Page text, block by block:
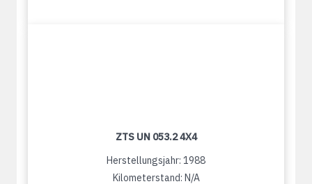
ZTS UN 053.2 4X4
Herstellungsjahr: 1988
Kilometerstand: N/A